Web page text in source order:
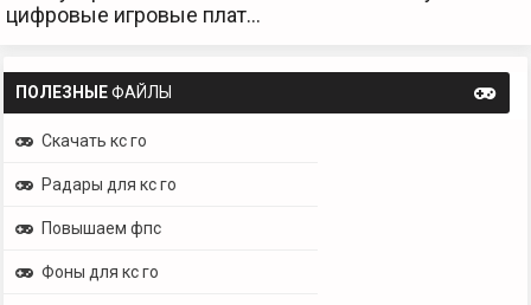
цифровые игровые плат…
ПОЛЕЗНЫЕФАЙЛЫ
Скачать кс го
Радары для кс го
Повышаем фпс
Фоны для кс го